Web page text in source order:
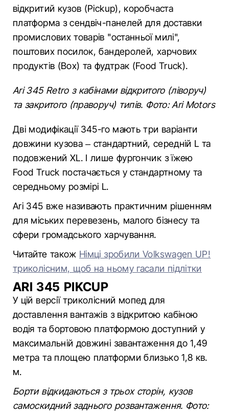
відкритий кузов (Pickup), коробчаста
платформа з сендвіч-панелей для доставки
промислових товарів "останньої милі",
поштових посилок, бандеролей, харчових
продуктів (Box) та фудтрак (Food Truck).
Ari 345 Retro з кабінами відкритого (ліворуч)
та закритого (праворуч) типів. Фото: Ari Motors
Дві модифікації 345-го мають три варіанти
довжини кузова – стандартний, середній L та
подовжений XL. І лише фургончик з їжею
Food Truck постачається у стандартному та
середньому розмірі L.
Ari 345 вже називають практичним рішенням
для міських перевезень, малого бізнесу та
сфери громадського харчування.
Читайте також Німці зробили Volkswagen UP!
триколісним, щоб на ньому гасали підлітки
ARI 345 PIKCUP
У цій версії триколісний мопед для
доставлення вантажів з відкритою кабіною
водія та бортовою платформою доступний у
максимальній довжині завантаження до 1,49
метра та площею платформи близько 1,8 кв.
м.
Борти відкидаються з трьох сторін, кузов
самоскидний заднього розвантаження. Фото: